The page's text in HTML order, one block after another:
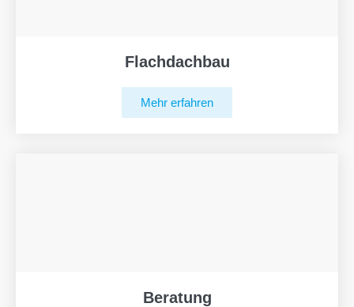
Flachdachbau
Mehr erfahren
Beratung